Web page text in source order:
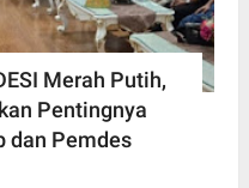
Merah Putih,
Pentingnya
dan Pemdes